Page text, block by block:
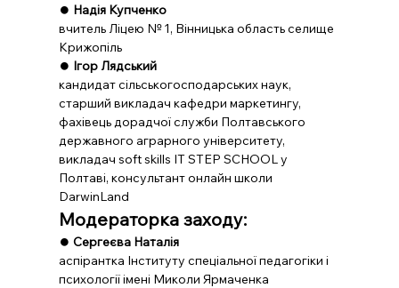
⏺️ Надія Купченко
вчитель Ліцею № 1, Вінницька область селище
Крижопіль
⏺️ Ігор Лядський
кандидат сільськогосподарських наук,
старший викладач кафедри маркетингу,
фахівець дорадчої служби Полтавського
державного аграрного університету,
викладач soft skills IT STEP SCHOOL у
Полтаві, консультант онлайн школи
DarwinLand
Модераторка заходу:
⏺️ Сергеєва Наталія
аспірантка Інституту спеціальної педагогіки і
психології імені Миколи Ярмаченка